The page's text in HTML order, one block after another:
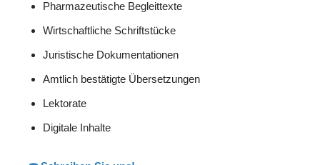
Pharmazeutische Begleittexte
Wirtschaftliche Schriftstücke
Juristische Dokumentationen
Amtlich bestätigte Übersetzungen
Lektorate
Digitale Inhalte